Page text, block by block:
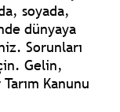
soyada,
dünyaya
Sorunları
Gelin,
Kanunu